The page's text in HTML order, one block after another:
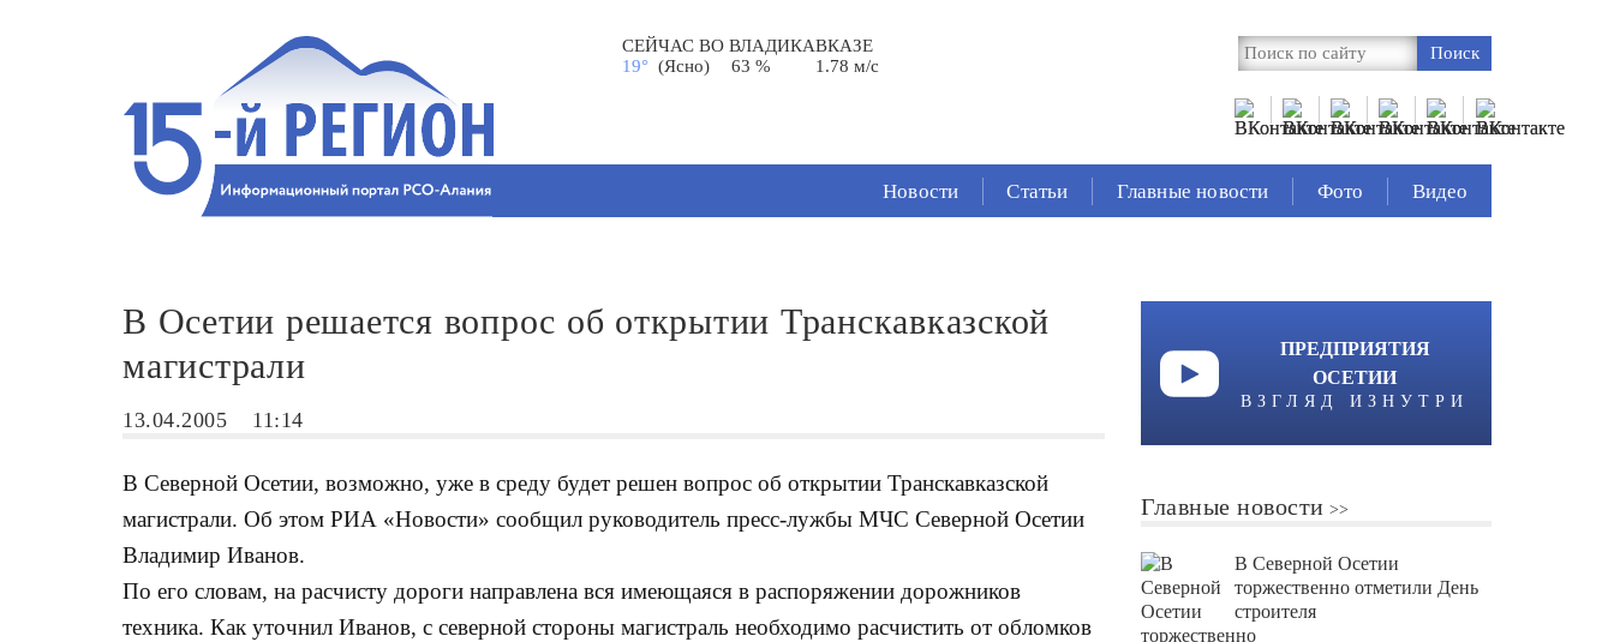
СЕЙЧАС ВО ВЛАДИКАВКАЗЕ
19° (Ясно) 63 % 1.78 м/с
Новости Статьи Главные новости Фото Видео
В Осетии решается вопрос об открытии Транскавказской
магистрали
13.04.2005 11:14
В Северной Осетии, возможно, уже в среду будет решен вопрос об открытии Транскавказской
магистрали. Об этом РИА «Новости» сообщил руководитель пресс-лужбы МЧС Северной Осетии
Владимир Иванов.
По его словам, на расчисту дороги направлена вся имеющаяся в распоряжении дорожников
техника. Как уточнил Иванов, с северной стороны магистраль необходимо расчистить от обломков
ПРЕДПРИЯТИЯ
ОСЕТИИ
ВЗГЛЯД ИЗНУТРИ
Главные новости
В Северной Осетии
торжественно отметили День
строителя